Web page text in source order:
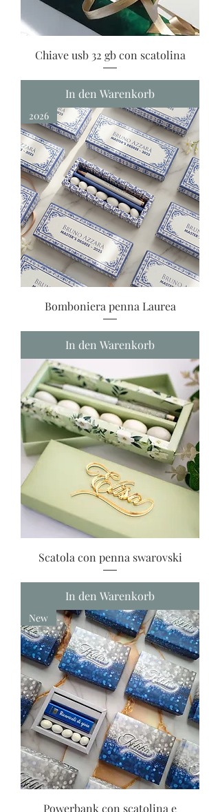
Chiave usb 32 gb con scatolina
In den Warenkorb
2026
Bomboniera penna Laurea
In den Warenkorb
Scatola con penna swarovski
In den Warenkorb
New
Powerbank con scatolina e